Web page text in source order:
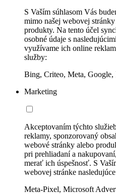
S Vaším súhlasom Vás
mimo našej webovej
produkty. Na tento účel
osobné údaje s
využívame ich online
služby:
Bing, Criteo, Meta,
Marketing
Akceptovaním týchto
reklamy, sponzorovaný
webové stránky alebo
pri prehliadaní a
merať ich úspešnosť. S
webovej stránke
Meta-Pixel, Microsoft